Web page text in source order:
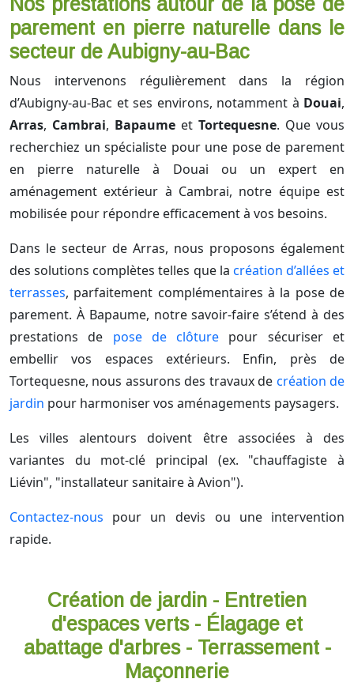
parement en pierre naturelle dans le
secteur de Aubigny-au-Bac
Nous intervenons régulièrement dans la région
d’Aubigny-au-Bac et ses environs, notamment à Douai,
Arras, Cambrai, Bapaume et Tortequesne. Que vous
recherchiez un spécialiste pour une pose de parement
en pierre naturelle à Douai ou un expert en
aménagement extérieur à Cambrai, notre équipe est
mobilisée pour répondre efficacement à vos besoins.
Dans le secteur de Arras, nous proposons également
des solutions complètes telles que la création d’allées et
terrasses, parfaitement complémentaires à la pose de
parement. À Bapaume, notre savoir-faire s’étend à des
prestations de pose de clôture pour sécuriser et
embellir vos espaces extérieurs. Enfin, près de
Tortequesne, nous assurons des travaux de création de
jardin pour harmoniser vos aménagements paysagers.
Les villes alentours doivent être associées à des
variantes du mot-clé principal (ex. "chauffagiste à
Liévin", "installateur sanitaire à Avion").
Contactez-nous pour un devis ou une intervention
rapide.
Création de jardin - Entretien
d'espaces verts - Élagage et
abattage d'arbres - Terrassement -
Maçonnerie